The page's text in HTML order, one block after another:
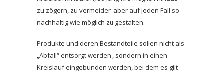
zu zögern, zu vermeiden aber auf jeden Fall so
nachhaltig wie möglich zu gestalten.
Produkte und deren Bestandteile sollen nicht als
„Abfall“ entsorgt werden , sondern in einen
Kreislauf eingebunden werden, bei dem es gilt